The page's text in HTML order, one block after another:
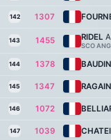
142 1307
143 1455 RIDEL
SCO
144 1378 BAUDIN
145 1347 RAGAIN
146 1072
147 1039